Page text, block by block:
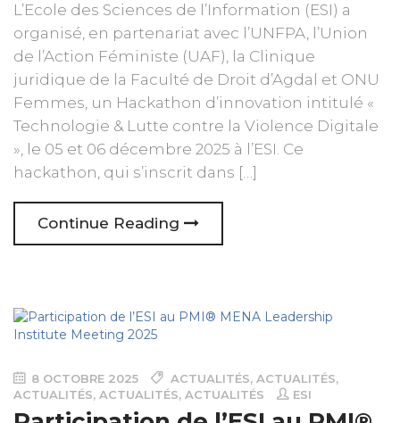
L’Ecole des Sciences de l’Information (ESI) a
organisé, en partenariat avec l’UNFPA, l’Union
de l’Action Féministe (UAF), la Clinique
juridique de la Faculté de Droit d’Agdal et ONU
Femmes, un Hackathon d’innovation intitulé «
Technologie & Lutte contre la Violence Digitale
», le 05 et 06 décembre 2025 à l’ESI. Ce
hackathon, qui s’inscrit dans […]
Continue Reading
8 OCTOBRE 2025 ACTUALITÉS, ACTUALITÉS,
ACTUALITÉS, ACTUALITÉS, ACTUALITÉS ESI